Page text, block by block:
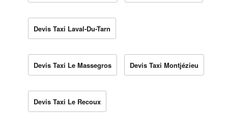
Devis Taxi Laval-Du-Tarn
Devis Taxi Le Massegros Devis Taxi Montjézieu
Devis Taxi Le Recoux